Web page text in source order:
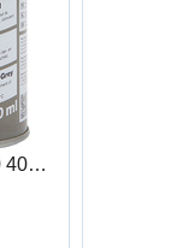
Zink-Spray L240 400 Ml